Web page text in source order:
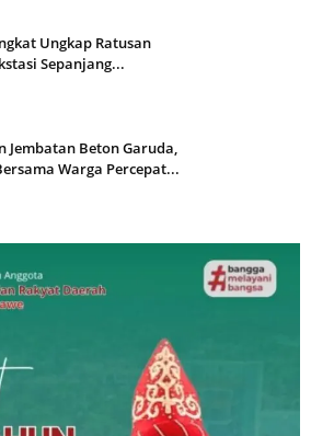
Ungkap Ratusan
Sepanjang...
Jembatan Beton Garuda,
Warga Percepat...